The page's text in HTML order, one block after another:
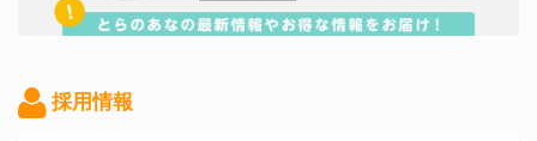
採用情報